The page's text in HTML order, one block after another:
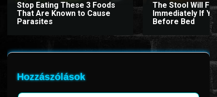
Stop Eating These 3 Foods
That Are Known to Cause
Parasites
The Stool Will Fly
Immediately If
Before Bed
Hozzászólások